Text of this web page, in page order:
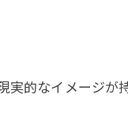
的なイメージが持